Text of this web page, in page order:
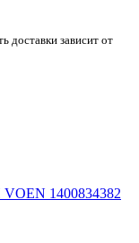
доставки зависит от
1400834382